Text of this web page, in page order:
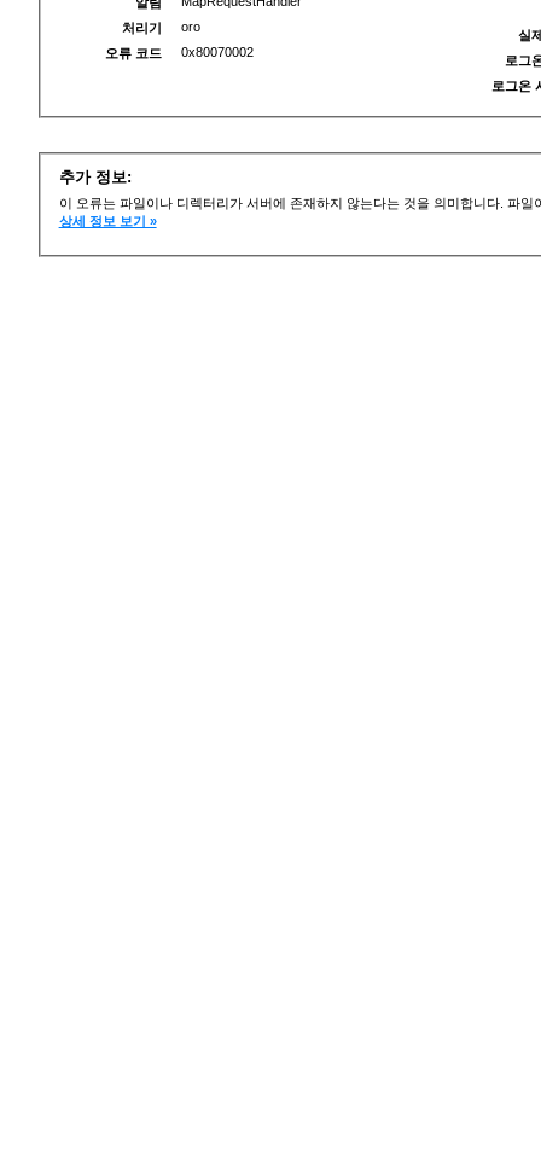
처리기
oro
오류 코드
0x80070002
실
로그
로그온
추가 정보:
이 오류는 파일이나 디렉터리가 서버에 존재하지 않는다는 것을 의미합니다. 파
상세 정보 보기 »